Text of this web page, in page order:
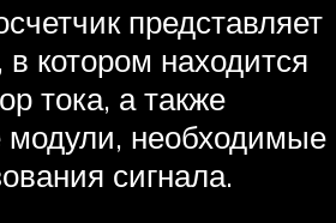
представляет
в котором находится
тока, а также
необходимые
сигнала.